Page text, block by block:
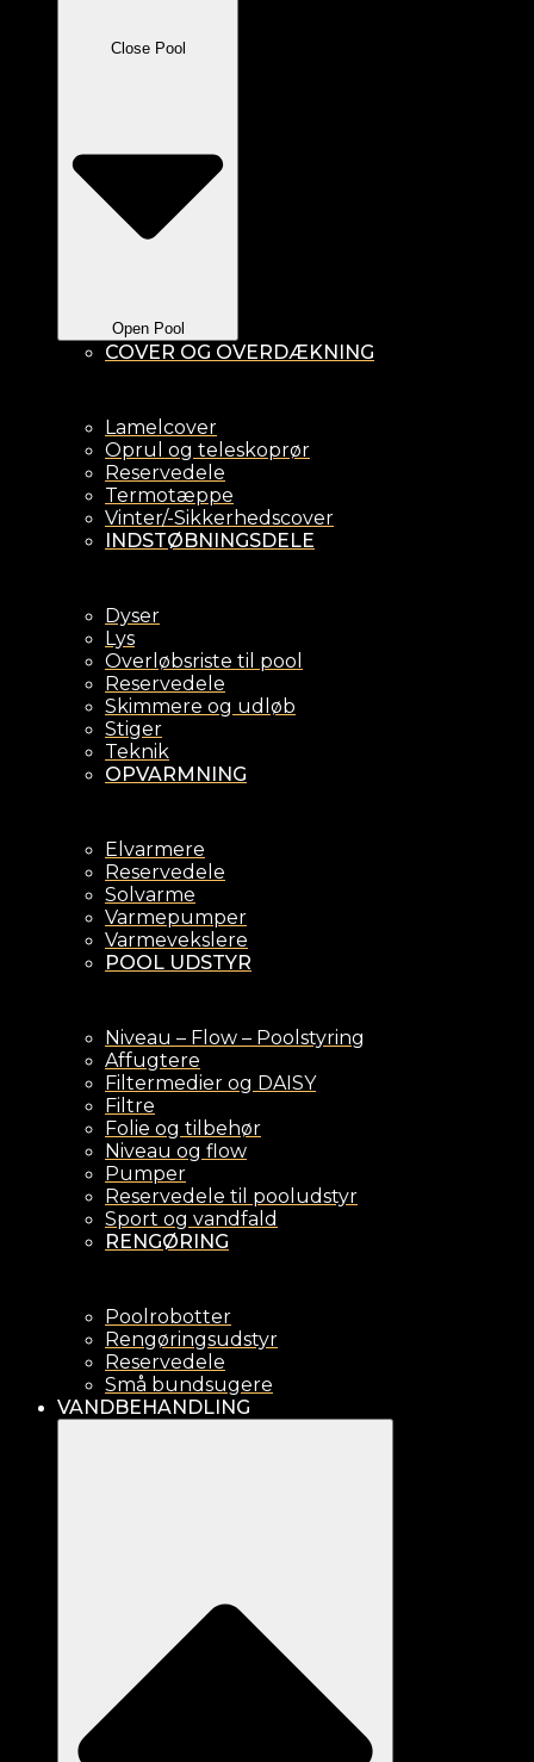
Close Pool
Open Pool
COVER OG OVERDÆKNING
Lamelcover
Oprul og teleskoprør
Reservedele
Termotæppe
Vinter/-Sikkerhedscover
INDSTØBNINGSDELE
Dyser
Lys
Overløbsriste til pool
Reservedele
Skimmere og udløb
Stiger
Teknik
OPVARMNING
Elvarmere
Reservedele
Solvarme
Varmepumper
Varmevekslere
POOL UDSTYR
Niveau – Flow – Poolstyring
Affugtere
Filtermedier og DAISY
Filtre
Folie og tilbehør
Niveau og flow
Pumper
Reservedele til pooludstyr
Sport og vandfald
RENGØRING
Poolrobotter
Rengøringsudstyr
Reservedele
Små bundsugere
VANDBEHANDLING